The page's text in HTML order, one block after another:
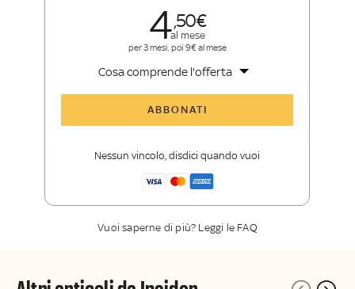
450
al mese
per 3 mesi, poi 9€ al mese
Cosa comprende l'offerta
ABBONATI
Nessun vincolo, disdici quando vuoi
Vuoi saperne di più? Leggi le FAQ